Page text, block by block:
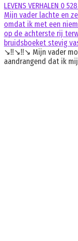
LEVENS VERHALEN 0
Mijn vader lachte en
omdat ik met een
op de achterste rij
bruidsboeket stevig
↘️‼️↘️‼️↘️ Mijn vader
aandrangend dat ik